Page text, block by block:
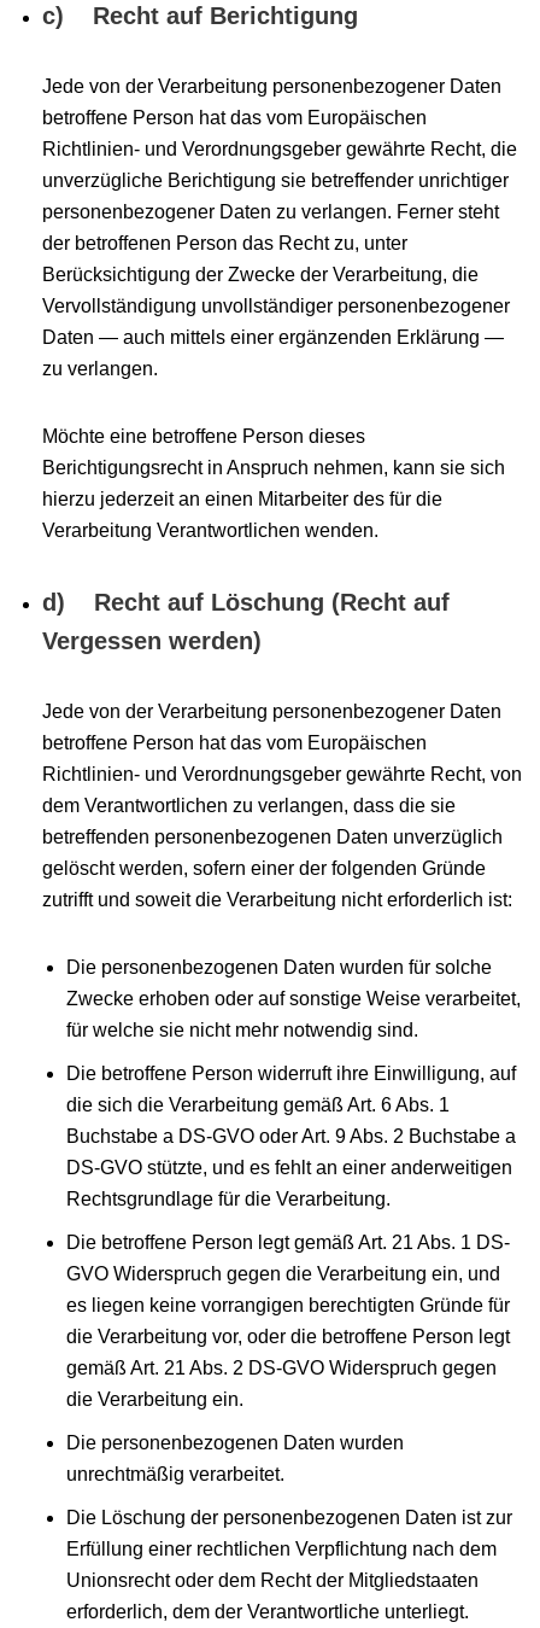
c) Recht auf Berichtigung
Jede von der Verarbeitung personenbezogener Daten
betroffene Person hat das vom Europäischen
Richtlinien- und Verordnungsgeber gewährte Recht, die
unverzügliche Berichtigung sie betreffender unrichtiger
personenbezogener Daten zu verlangen. Ferner steht
der betroffenen Person das Recht zu, unter
Berücksichtigung der Zwecke der Verarbeitung, die
Vervollständigung unvollständiger personenbezogener
Daten — auch mittels einer ergänzenden Erklärung —
zu verlangen.
Möchte eine betroffene Person dieses
Berichtigungsrecht in Anspruch nehmen, kann sie sich
hierzu jederzeit an einen Mitarbeiter des für die
Verarbeitung Verantwortlichen wenden.
d) Recht auf Löschung (Recht auf
Vergessen werden)
Jede von der Verarbeitung personenbezogener Daten
betroffene Person hat das vom Europäischen
Richtlinien- und Verordnungsgeber gewährte Recht, von
dem Verantwortlichen zu verlangen, dass die sie
betreffenden personenbezogenen Daten unverzüglich
gelöscht werden, sofern einer der folgenden Gründe
zutrifft und soweit die Verarbeitung nicht erforderlich ist:
Die personenbezogenen Daten wurden für solche
Zwecke erhoben oder auf sonstige Weise verarbeitet,
für welche sie nicht mehr notwendig sind.
Die betroffene Person widerruft ihre Einwilligung, auf
die sich die Verarbeitung gemäß Art. 6 Abs. 1
Buchstabe a DS-GVO oder Art. 9 Abs. 2 Buchstabe a
DS-GVO stützte, und es fehlt an einer anderweitigen
Rechtsgrundlage für die Verarbeitung.
Die betroffene Person legt gemäß Art. 21 Abs. 1 DS-
GVO Widerspruch gegen die Verarbeitung ein, und
es liegen keine vorrangigen berechtigten Gründe für
die Verarbeitung vor, oder die betroffene Person legt
gemäß Art. 21 Abs. 2 DS-GVO Widerspruch gegen
die Verarbeitung ein.
Die personenbezogenen Daten wurden
unrechtmäßig verarbeitet.
Die Löschung der personenbezogenen Daten ist zur
Erfüllung einer rechtlichen Verpflichtung nach dem
Unionsrecht oder dem Recht der Mitgliedstaaten
erforderlich, dem der Verantwortliche unterliegt.